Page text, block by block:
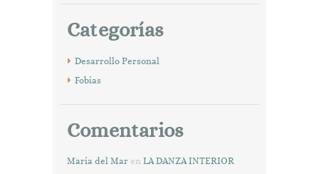
Categorías
Desarrollo Personal
Fobias
Comentarios
Maria del Mar en LA DANZA INTERIOR